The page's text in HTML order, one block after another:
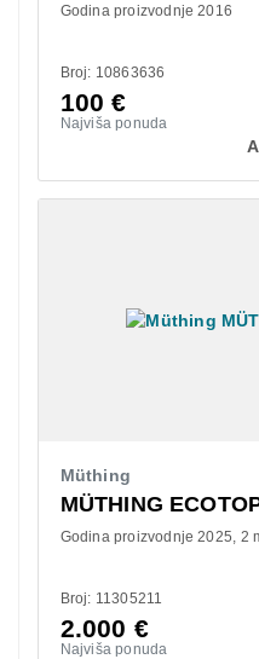
Godina proizvodnje 2016
Broj: 10863636
100€
Najviša ponuda
Müthing
MÜTHING
Godina proizvodnje 2025 2
Broj: 11305211
2.000 €
Najviša ponuda